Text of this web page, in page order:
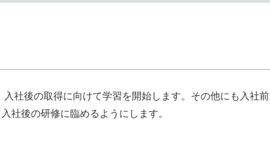
社後の取得に向けて学習を開始します。その他にも入社前
社後の研修に臨めるようにします。